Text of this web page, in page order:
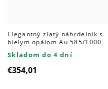
Elegantný zlatý náhrdelník s
bielym opálom Au 585/1000
Skladom do 4 dní
€354,01